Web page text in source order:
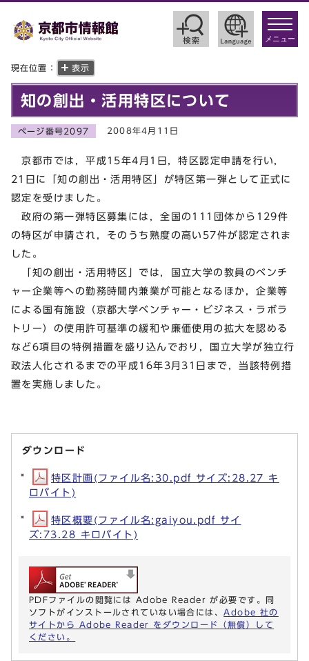
toggle
メニュー
現在位置： 表示
知の創出・活用特区について
ページ番号2097 2008年4月11日
京都市では，平成15年4月1日，特区認定申請を行い，
21日に「知の創出・活用特区」が特区第一弾として正式に
認定を受けました。
政府の第一弾特区募集には，全国の111団体から129件
の特区が申請され，そのうち熟度の高い57件が認定されま
した。
「知の創出・活用特区」では，国立大学の教員のベンチ
ャー企業等への勤務時間内兼業が可能となるほか，企業等
による国有施設（京都大学ベンチャー・ビジネス・ラボラ
トリー）の使用許可基準の緩和や廉価使用の拡大を認める
など6項目の特例措置を盛り込んでおり，国立大学が独立行
政法人化されるまでの平成16年3月31日まで，当該特例措
置を実施しました。
ダウンロード
特区計画(ファイル名:30.pdf サイズ:28.27 キ
ロバイト)
特区概要(ファイル名:gaiyou.pdf サイ
ズ:73.28 キロバイト)
PDFファイルの閲覧には Adobe Reader が必要です。同
ソフトがインストールされていない場合には、 Adobe 社の
サイトから Adobe Reader をダウンロード（無償）して
ください。